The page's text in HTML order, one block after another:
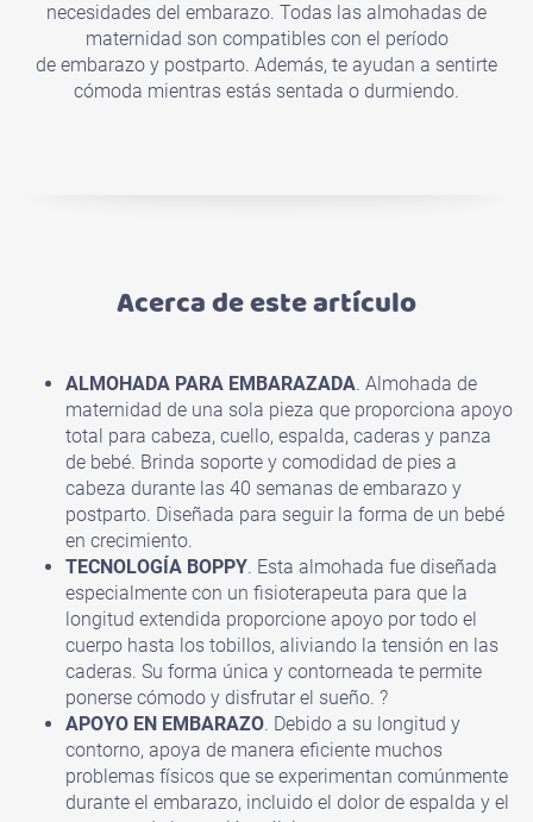
necesidades del embarazo. Todas las almohadas de
maternidad son compatibles con el período
de embarazo y postparto. Además, te ayudan a sentirte
cómoda mientras estás sentada o durmiendo.
Acerca de este artículo
ALMOHADA PARA EMBARAZADA. Almohada de
maternidad de una sola pieza que proporciona apoyo
total para cabeza, cuello, espalda, caderas y panza
de bebé. Brinda soporte y comodidad de pies a
cabeza durante las 40 semanas de embarazo y
postparto. Diseñada para seguir la forma de un bebé
en crecimiento.
TECNOLOGÍA BOPPY. Esta almohada fue diseñada
especialmente con un fisioterapeuta para que la
longitud extendida proporcione apoyo por todo el
cuerpo hasta los tobillos, aliviando la tensión en las
caderas. Su forma única y contorneada te permite
ponerse cómodo y disfrutar el sueño. ?
APOYO EN EMBARAZO. Debido a su longitud y
contorno, apoya de manera eficiente muchos
problemas físicos que se experimentan comúnmente
durante el embarazo, incluido el dolor de espalda y el